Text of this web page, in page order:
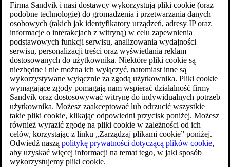
Firma Sandvik i nasi dostawcy wykorzystują pliki cookie (oraz
podobne technologie) do gromadzenia i przetwarzania danych
osobowych (takich jak identyfikatory urządzeń, adresy IP oraz
informacje o interakcjach z witryną) w celu zapewnienia
podstawowych funkcji serwisu, analizowania wydajności
serwisu, personalizacji treści oraz wyświetlania reklam
dostosowanych do użytkownika. Niektóre pliki cookie są
niezbędne i nie można ich wyłączyć, natomiast inne są
wykorzystywane wyłącznie za zgodą użytkownika. Pliki cookie
wymagające zgody pomagają nam wspierać działalność firmy
Sandvik oraz dostosowywać witrynę do indywidualnych potrzeb
użytkownika. Możesz zaakceptować lub odrzucić wszystkie
takie pliki cookie, klikając odpowiedni przycisk poniżej. Możesz
również wyrazić zgodę na pliki cookie w zależności od ich
celów, korzystając z linku „Zarządzaj plikami cookie” poniżej.
Odwiedź naszą politykę prywatności dotyczącą plików cookie,
aby uzyskać więcej informacji na temat tego, w jaki sposób
wykorzystujemy pliki cookie.